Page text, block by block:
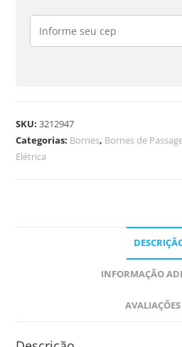
SKU:3212947
Categorias: Bornes, Bornes de
Elétrica
INFORMAÇÃO